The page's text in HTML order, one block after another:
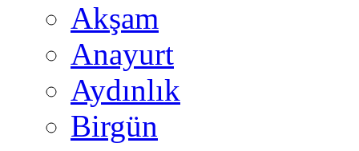
Akşam
Anayurt
Aydınlık
Birgün